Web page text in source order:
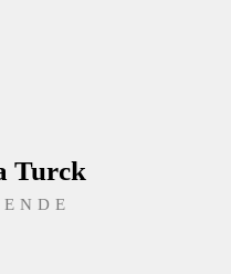
Turck